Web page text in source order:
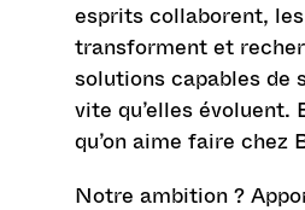
esprits collaborent,
transforment et
solutions capables de
vite qu’elles évoluent.
qu’on aime faire chez
Notre ambition ?